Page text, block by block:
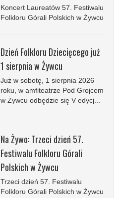
Koncert Laureatów 57. Festiwalu
Folkloru Górali Polskich w Żywcu
Dzień Folkloru Dziecięcego już
1 sierpnia w Żywcu
Już w sobotę, 1 sierpnia 2026
roku, w amfiteatrze Pod Grojcem
w Żywcu odbędzie się V edycj...
Na Żywo: Trzeci dzień 57.
Festiwalu Folkloru Górali
Polskich w Żywcu
Trzeci dzień 57. Festiwalu
Folkloru Górali Polskich w Żywcu